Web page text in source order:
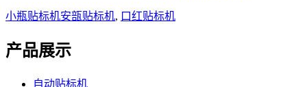
小瓶贴标机安瓿贴标机, 口红贴标机
产品展示
自动贴标机